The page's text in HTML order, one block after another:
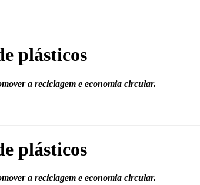
plásticos
a reciclagem e economia circular.
plásticos
a reciclagem e economia circular.